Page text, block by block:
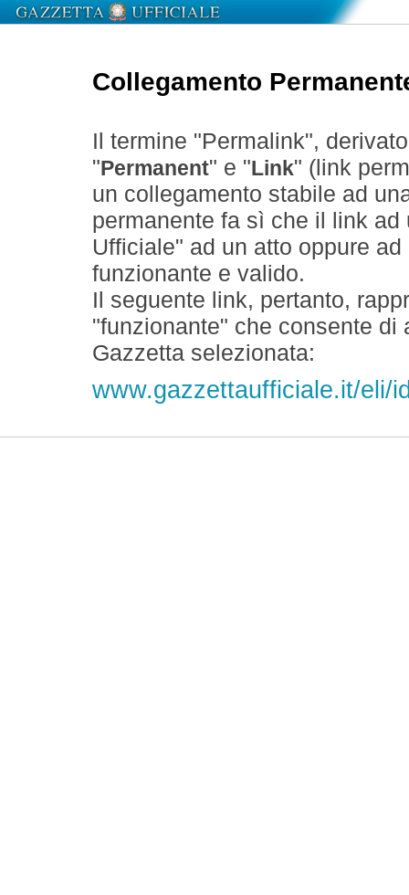
Collegamento
Il termine "Permalink",
" Permanent" e " Link" (link
un collegamento stabile ad
permanente fa sì che il link
Ufficiale" ad un atto oppure
funzionante e valido.
Il seguente link, pertanto,
"funzionante" che consente
Gazzetta selezionata:
www.gazzettaufficiale.it/eli/